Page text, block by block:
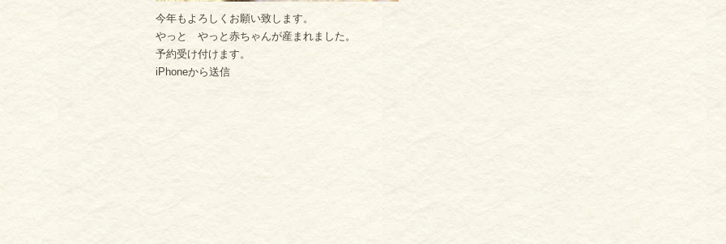
今年もよろしくお願い致します。
やっと やっと赤ちゃんが産まれました。
予約受け付けます。
iPhoneから送信